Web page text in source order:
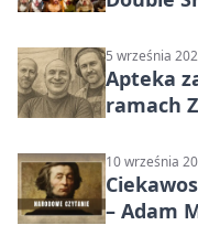
5 września
Apteka
ramach
10 września
– Adam